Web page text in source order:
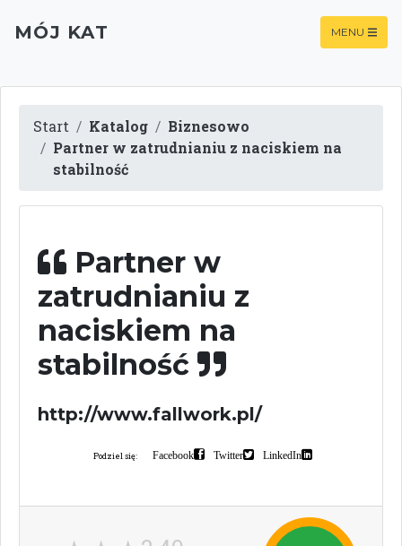
MÓJ KAT MENU
Start Katalog
Biznesowo
Partner w zatrudnianiu z naciskiem na
stabilność
Partner w
zatrudnianiu z
naciskiem na
stabilność
http://www.fallwork.pl/
Podziel się: Facebook Twitter LinkedIn